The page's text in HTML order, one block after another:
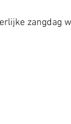
zangdag